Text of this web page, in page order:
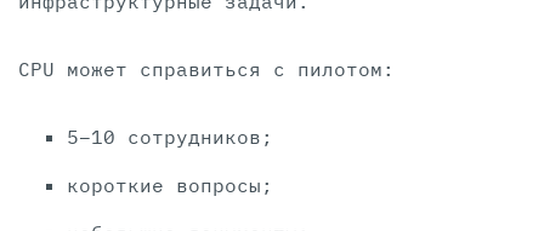
CPU может справиться с пилотом:
5–10 сотрудников;
короткие вопросы;